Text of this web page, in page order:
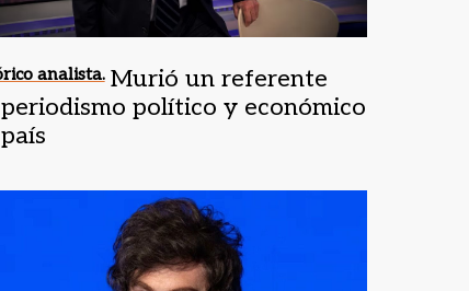
analista. Murió un referente
político y económico